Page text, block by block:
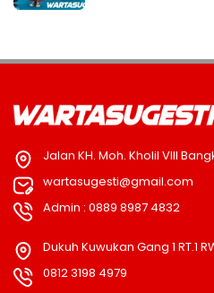
Jalan KH. Moh. Kholil VIII
wartasugesti@gmail.com
Admin : 0889 8987 4832
Dukuh Kuwukan Gang 1 RT.1
0812 3198 4979